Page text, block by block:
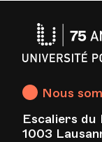
Nous
Escaliers du
1003